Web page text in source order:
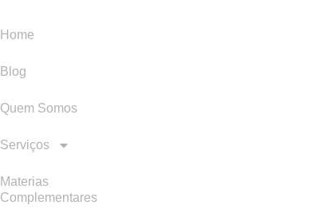
Home
Blog
Quem Somos
Serviços
Materias
Complementares